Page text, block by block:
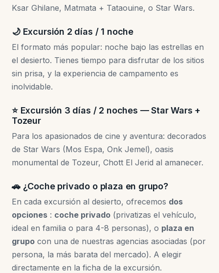
Ksar Ghilane, Matmata + Tataouine, o Star Wars.
🌙 Excursión 2 días / 1 noche
El formato más popular: noche bajo las estrellas en
el desierto. Tienes tiempo para disfrutar de los sitios
sin prisa, y la experiencia de campamento es
inolvidable.
⭐ Excursión 3 días / 2 noches — Star Wars +
Tozeur
Para los apasionados de cine y aventura: decorados
de Star Wars (Mos Espa, Onk Jemel), oasis
monumental de Tozeur, Chott El Jerid al amanecer.
🚗 ¿Coche privado o plaza en grupo?
En cada excursión al desierto, ofrecemos dos
opciones : coche privado (privatizas el vehículo,
ideal en familia o para 4-8 personas), o plaza en
grupo con una de nuestras agencias asociadas (por
persona, la más barata del mercado). A elegir
directamente en la ficha de la excursión.